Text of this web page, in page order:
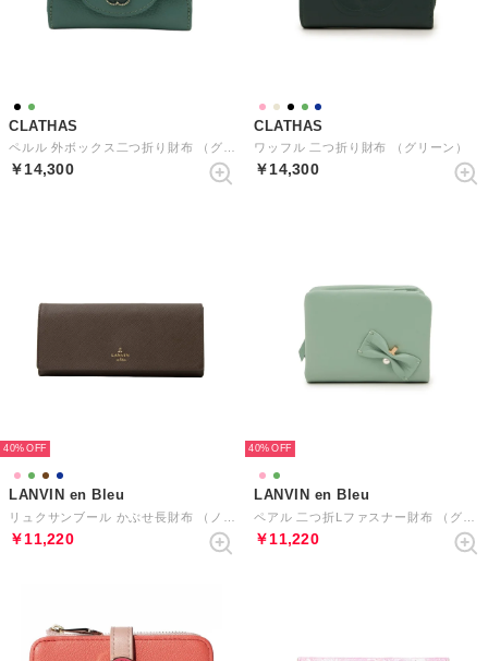
CLATHAS
￥14,300
CLATHAS
ワッフル 二つ折り財布 （グリーン）
￥14,300
40%
LANVIN en Bleu
￥11,220
40%
LANVIN en Bleu
￥11,220